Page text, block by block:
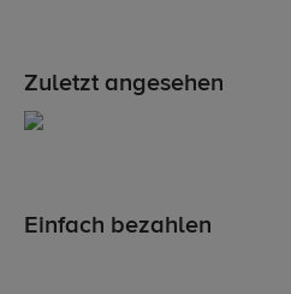
Zuletzt angesehen
Einfach bezahlen